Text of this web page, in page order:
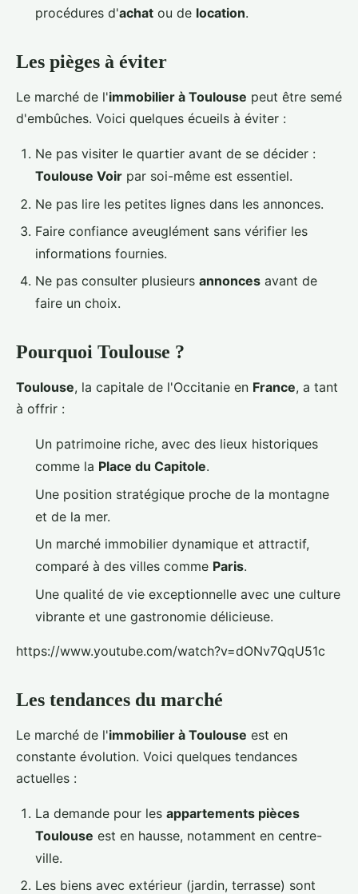
procédures d'achat ou de location.
Les pièges à éviter
Le marché de l'immobilier à Toulouse peut être semé
d'embûches. Voici quelques écueils à éviter :
Ne pas visiter le quartier avant de se décider :
Toulouse Voir par soi-même est essentiel.
Ne pas lire les petites lignes dans les annonces.
Faire confiance aveuglément sans vérifier les
informations fournies.
Ne pas consulter plusieurs annonces avant de
faire un choix.
Pourquoi Toulouse ?
Toulouse, la capitale de l'Occitanie en France, a tant
à offrir :
Un patrimoine riche, avec des lieux historiques
comme la Place du Capitole.
Une position stratégique proche de la montagne
et de la mer.
Un marché immobilier dynamique et attractif,
comparé à des villes comme Paris.
Une qualité de vie exceptionnelle avec une culture
vibrante et une gastronomie délicieuse.
https://www.youtube.com/watch?v=dONv7QqU51c
Les tendances du marché
Le marché de l'immobilier à Toulouse est en
constante évolution. Voici quelques tendances
actuelles :
La demande pour les appartements pièces
Toulouse est en hausse, notamment en centre-
ville.
Les biens avec extérieur (jardin, terrasse) sont